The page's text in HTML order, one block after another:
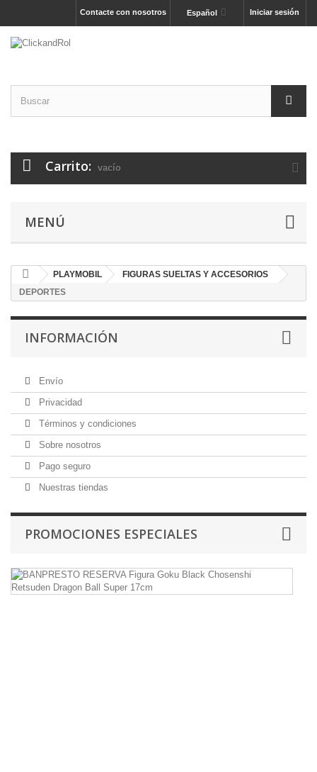
Iniciar sesión
Español
Contacte con nosotros
Carrito: vacío
MENÚ
PLAYMOBIL
FIGURAS SUELTAS Y ACCESORIOS
DEPORTES
INFORMACIÓN
Envío
Privacidad
Términos y condiciones
Sobre nosotros
Pago seguro
Nuestras tiendas
PROMOCIONES ESPECIALES